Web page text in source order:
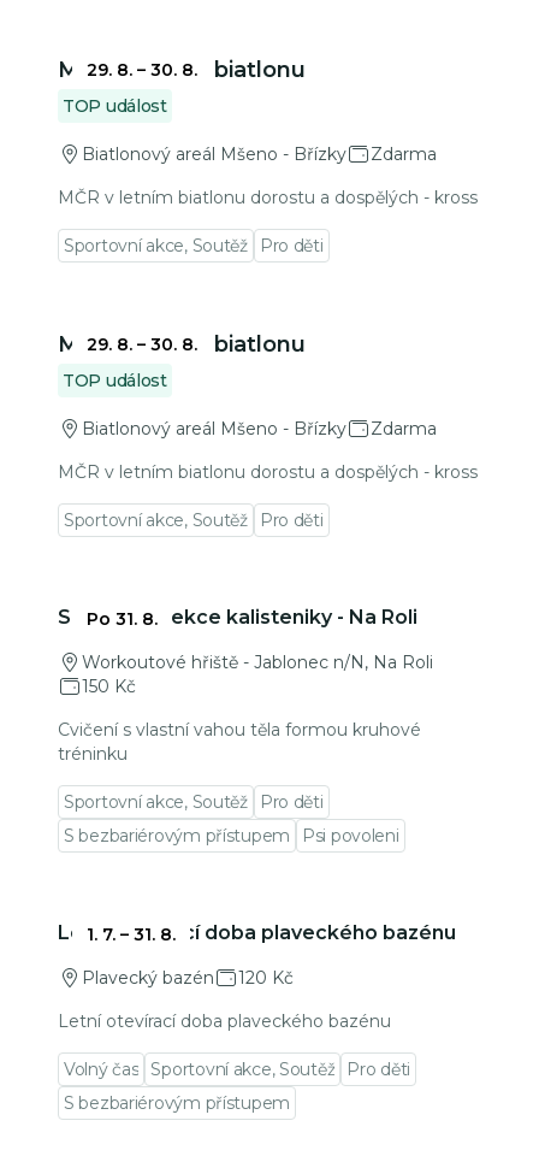
MČR v letním biatlonu
TOP událost
Biatlonový areál Mšeno - Břízky
Zdarma
MČR v letním biatlonu dorostu a dospělých - kross
Sportovní akce, Soutěž Pro děti
29. 8. – 30. 8.
MČR v letním biatlonu
TOP událost
Biatlonový areál Mšeno - Břízky
Zdarma
MČR v letním biatlonu dorostu a dospělých - kross
Sportovní akce, Soutěž Pro děti
29. 8. – 30. 8.
Skupinová lekce kalisteniky - Na Roli
Workoutové hřiště - Jablonec n/N, Na Roli
150 Kč
Cvičení s vlastní vahou těla formou kruhové
tréninku
Sportovní akce, Soutěž
Pro děti
S bezbariérovým přístupem
Psi povoleni
Po 31. 8.
Letní otevírací doba plaveckého bazénu
Plavecký bazén
120 Kč
Letní otevírací doba plaveckého bazénu
Volný čas Sportovní akce, Soutěž
Pro děti
S bezbariérovým přístupem
1. 7. – 31. 8.